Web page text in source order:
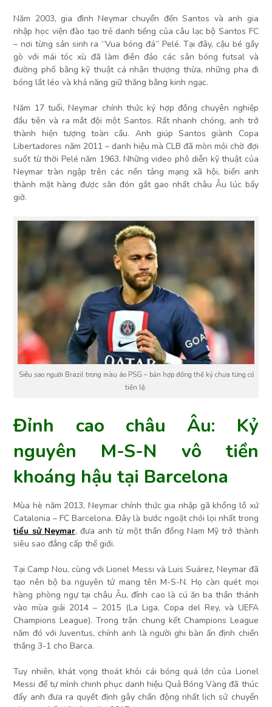
Năm 2003, gia đình Neymar chuyển đến Santos và anh gia
nhập học viện đào tạo trẻ danh tiếng của câu lạc bộ Santos FC
– nơi từng sản sinh ra “Vua bóng đá” Pelé. Tại đây, cậu bé gầy
gò với mái tóc xù đã làm điên đảo các sân bóng futsal và
đường phố bằng kỹ thuật cá nhân thượng thừa, những pha đi
bóng lắt léo và khả năng giữ thăng bằng kinh ngạc.
Năm 17 tuổi, Neymar chính thức ký hợp đồng chuyên nghiệp
đầu tiên và ra mắt đội một Santos. Rất nhanh chóng, anh trở
thành hiện tượng toàn cầu. Anh giúp Santos giành Copa
Libertadores năm 2011 – danh hiệu mà CLB đã mòn mỏi chờ đợi
suốt từ thời Pelé năm 1963. Những video phô diễn kỹ thuật của
Neymar tràn ngập trên các nền tảng mạng xã hội, biến anh
thành mặt hàng được săn đón gắt gao nhất châu Âu lúc bấy
giờ.
Siêu sao người Brazil trong màu áo PSG – bản hợp đồng thế kỷ chưa từng có
tiền lệ.
Đỉnh cao châu Âu: Kỷ
nguyên M-S-N vô tiền
khoáng hậu tại Barcelona
Mùa hè năm 2013, Neymar chính thức gia nhập gã khổng lồ xứ
Catalonia – FC Barcelona. Đây là bước ngoặt chói lọi nhất trong
tiểu sử Neymar, đưa anh từ một thần đồng Nam Mỹ trở thành
siêu sao đẳng cấp thế giới.
Tại Camp Nou, cùng với Lionel Messi và Luis Suárez, Neymar đã
tạo nên bộ ba nguyên tử mang tên M-S-N. Họ càn quét mọi
hàng phòng ngự tại châu Âu, đỉnh cao là cú ăn ba thần thánh
vào mùa giải 2014 – 2015 (La Liga, Copa del Rey, và UEFA
Champions League). Trong trận chung kết Champions League
năm đó với Juventus, chính anh là người ghi bàn ấn định chiến
thắng 3-1 cho Barca.
Tuy nhiên, khát vọng thoát khỏi cái bóng quá lớn của Lionel
Messi để tự mình chinh phục danh hiệu Quả Bóng Vàng đã thúc
đẩy anh đưa ra quyết định gây chấn động nhất lịch sử chuyển